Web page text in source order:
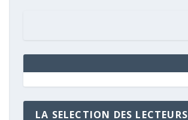
LA SELECTION DES LECTEURS